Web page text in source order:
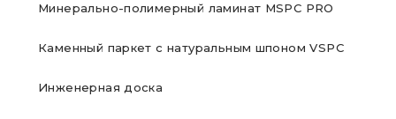
Минерально-полимерный ламинат MSPC PRO
Каменный паркет с натуральным шпоном VSPC
Инженерная доска